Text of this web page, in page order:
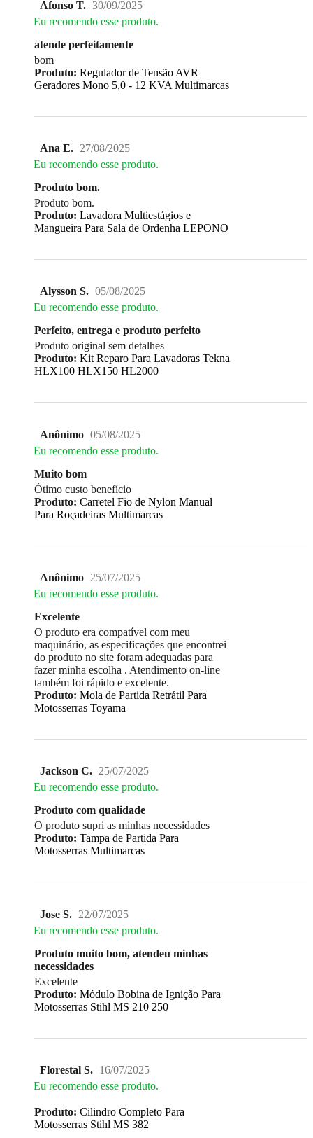
Afonso T. 30/09/2025
Eu recomendo esse produto.
atende perfeitamente
bom
Produto: Regulador de Tensão AVR
Geradores Mono 5,0 - 12 KVA Multimarcas
Ana E. 27/08/2025
Eu recomendo esse produto.
Produto bom.
Produto bom.
Produto: Lavadora Multiestágios e
Mangueira Para Sala de Ordenha LEPONO
Alysson S. 05/08/2025
Eu recomendo esse produto.
Perfeito, entrega e produto perfeito
Produto original sem detalhes
Produto: Kit Reparo Para Lavadoras Tekna
HLX100 HLX150 HL2000
Anônimo 05/08/2025
Eu recomendo esse produto.
Muito bom
Ótimo custo benefício
Produto: Carretel Fio de Nylon Manual
Para Roçadeiras Multimarcas
Anônimo 25/07/2025
Eu recomendo esse produto.
Excelente
O produto era compatível com meu
maquinário, as especificações que encontrei
do produto no site foram adequadas para
fazer minha escolha . Atendimento on-line
também foi rápido e excelente.
Produto: Mola de Partida Retrátil Para
Motosserras Toyama
Jackson C. 25/07/2025
Eu recomendo esse produto.
Produto com qualidade
O produto supri as minhas necessidades
Produto: Tampa de Partida Para
Motosserras Multimarcas
Jose S. 22/07/2025
Eu recomendo esse produto.
Produto muito bom, atendeu minhas
necessidades
Excelente
Produto: Módulo Bobina de Ignição Para
Motosserras Stihl MS 210 250
Florestal S. 16/07/2025
Eu recomendo esse produto.
Produto: Cilindro Completo Para
Motosserras Stihl MS 382